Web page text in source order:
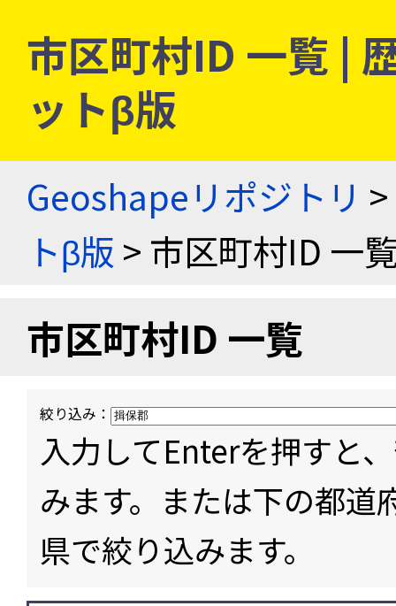
市区町村ID 一覧 |
ットβ版
Geoshapeリポジトリ >
トβ版 > 市区町村ID 一
市区町村ID 一覧
絞り込み：
入力してEnterを押すと
みます。または下の都道
県で絞り込みます。